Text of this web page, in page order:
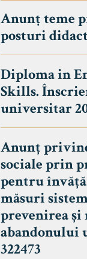
Anunț teme
posturi
Diploma in
Skills.
universitar
Anunț
sociale prin
pentru
măsuri
prevenirea și
abandonului
322473